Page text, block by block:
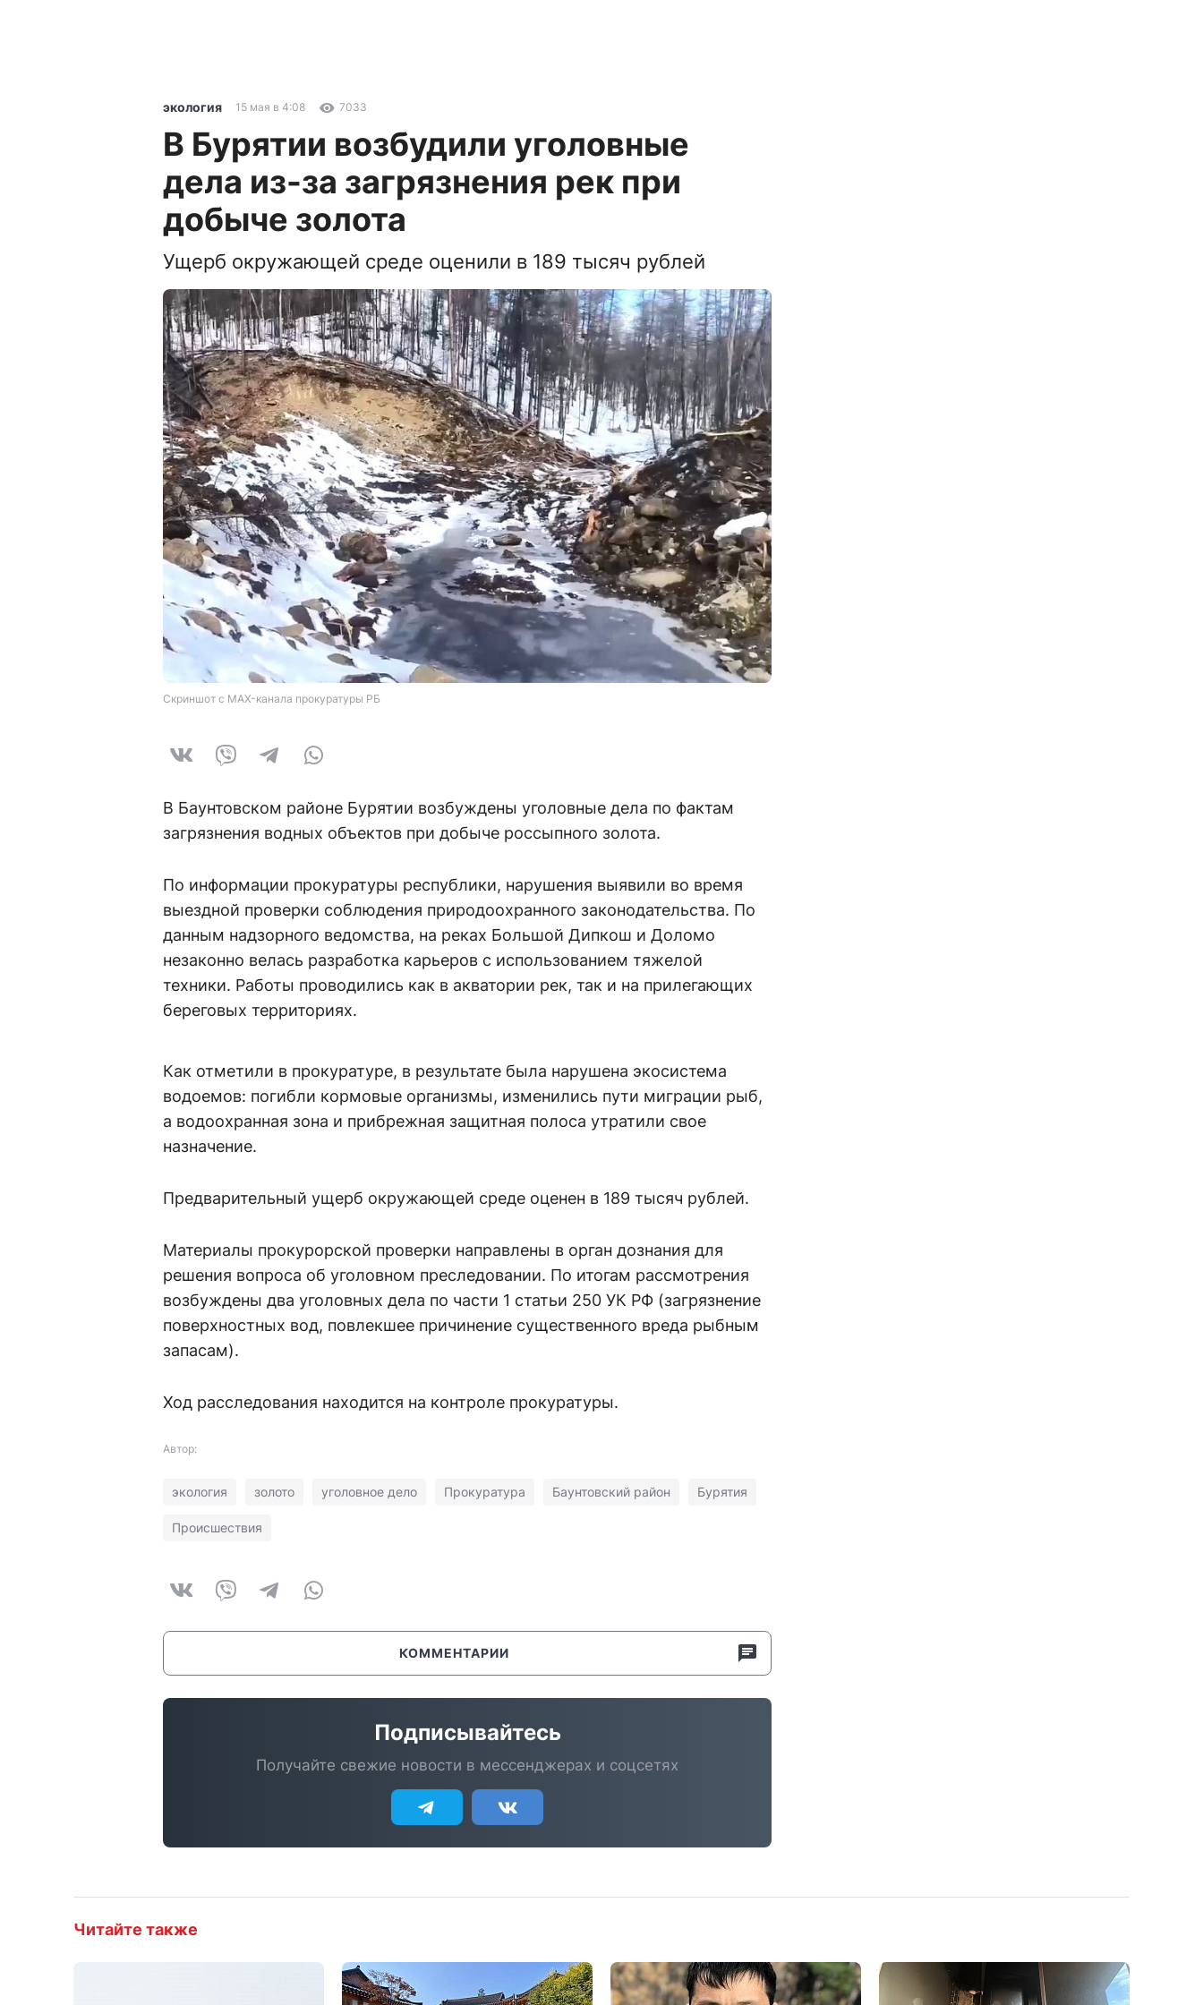
экология 15 мая в 4:08 7033
В Бурятии возбудили уголовные
дела из-за загрязнения рек при
добыче золота
Ущерб окружающей среде оценили в 189 тысяч рублей
Скриншот с MAX-канала прокуратуры РБ
В Баунтовском районе Бурятии возбуждены уголовные дела по фактам
загрязнения водных объектов при добыче россыпного золота.
По информации прокуратуры республики, нарушения выявили во время
выездной проверки соблюдения природоохранного законодательства. По
данным надзорного ведомства, на реках Большой Дипкош и Доломо
незаконно велась разработка карьеров с использованием тяжелой
техники. Работы проводились как в акватории рек, так и на прилегающих
береговых территориях.
Как отметили в прокуратуре, в результате была нарушена экосистема
водоемов: погибли кормовые организмы, изменились пути миграции рыб,
а водоохранная зона и прибрежная защитная полоса утратили свое
назначение.
Предварительный ущерб окружающей среде оценен в 189 тысяч рублей.
Материалы прокурорской проверки направлены в орган дознания для
решения вопроса об уголовном преследовании. По итогам рассмотрения
возбуждены два уголовных дела по части 1 статьи 250 УК РФ (загрязнение
поверхностных вод, повлекшее причинение существенного вреда рыбным
запасам).
Ход расследования находится на контроле прокуратуры.
Автор:
экология золото уголовное дело Прокуратура Баунтовский район Бурятия
Происшествия
КОММЕНТАРИИ
Подписывайтесь
Получайте свежие новости в мессенджерах и соцсетях
Читайте также